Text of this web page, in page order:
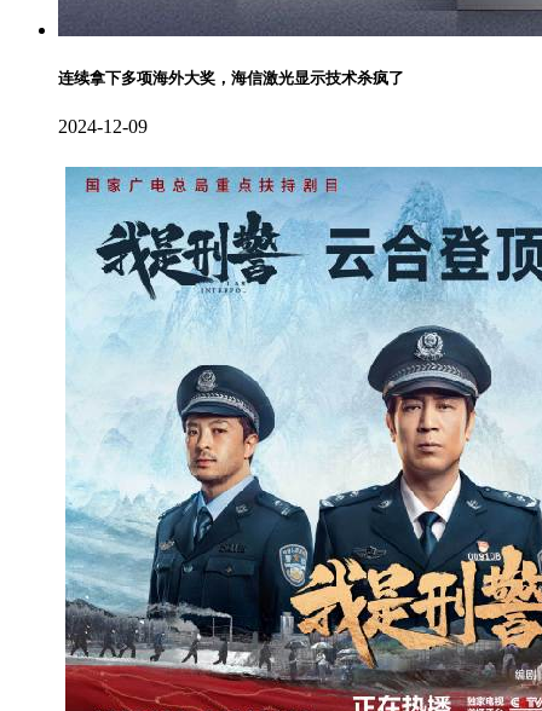
连续拿下多项海外大奖，海信激光显示技术杀疯了
2024-12-09